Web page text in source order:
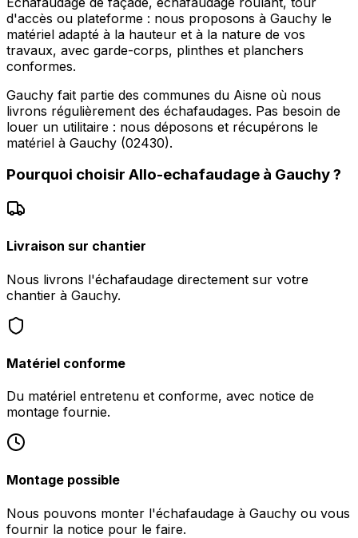
d'accès ou plateforme : nous proposons à Gauchy le
matériel adapté à la hauteur et à la nature de vos
travaux, avec garde-corps, plinthes et planchers
conformes.
Gauchy fait partie des communes du Aisne où nous
livrons régulièrement des échafaudages. Pas besoin de
louer un utilitaire : nous déposons et récupérons le
matériel à Gauchy (02430).
Pourquoi choisir Allo-echafaudage à Gauchy?
Livraison sur chantier
Nous livrons l'échafaudage directement sur votre
chantier à Gauchy.
Matériel conforme
Du matériel entretenu et conforme, avec notice de
montage fournie.
Montage possible
Nous pouvons monter l'échafaudage à Gauchy ou vous
fournir la notice pour le faire.